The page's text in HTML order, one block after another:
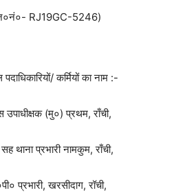
RJ19GC-5246)
कर्मियों का नाम :-
(मु०) प्रथम, राँची,
थाना प्रभारी नामकुम, राँची,
प्रभारी, खरसीदाग, रॉची,